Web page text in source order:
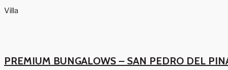
Villa
PREMIUM BUNGALOWS – SAN PEDRO DEL